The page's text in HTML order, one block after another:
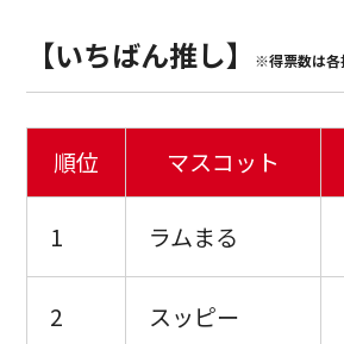
【いちばん推し】 ※得票数は各
順位 マスコット
1 ラムまる
2 スッピー